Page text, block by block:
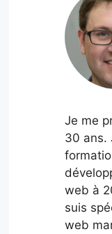
Je me
30 ans.
web à
suis
web